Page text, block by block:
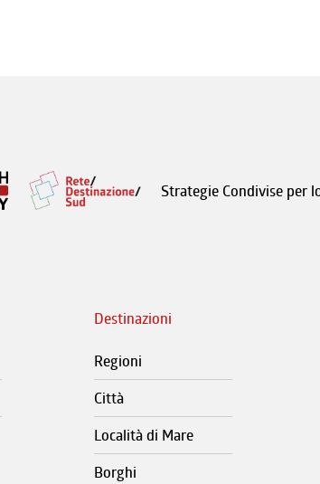
Strategie Condivise per
Destinazioni
Regioni
Città
Località di Mare
Borghi